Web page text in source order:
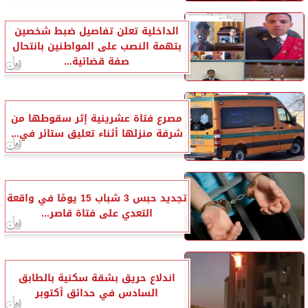
الداخلية تعلن تفاصيل ضبط شخصين
بتهمة النصب على المواطنين بانتحال
صفة قضائية...
مصرع فتاة عشرينية إثر سقوطها من
شرفة منزلها أثناء تعليق ستائر في...
تجديد حبس 3 شباب 15 يومًا في واقعة
التعدي على فتاة قاصر...
اندلاع حريق بشقة سكنية بالطابق
السادس في حدائق أكتوبر